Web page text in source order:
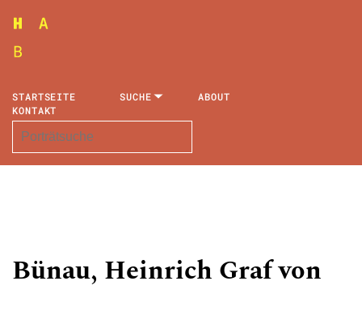
STARTSEITE SUCHE
ABOUT
KONTAKT
Bünau, Heinrich Graf von